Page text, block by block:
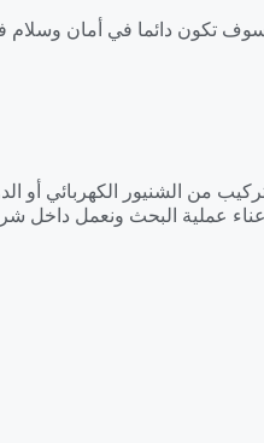
سوف تكون دائما في أمان
من الشنيور الكهربائي أو
عناء عملية البحث ونعمل